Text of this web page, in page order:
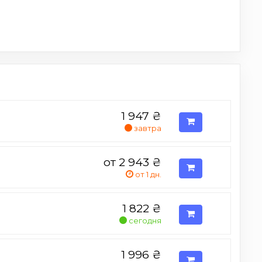
1 947 ₴
завтра
от 2 943 ₴
от 1 дн.
1 822 ₴
сегодня
1 996 ₴